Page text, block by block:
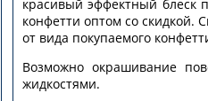
красивый эффектный блеск
конфетти оптом со скидкой.
от вида покупаемого
Возможно окрашивание
жидкостями.